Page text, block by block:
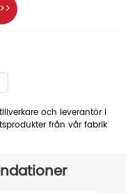
och leverantör i
från vår fabrik